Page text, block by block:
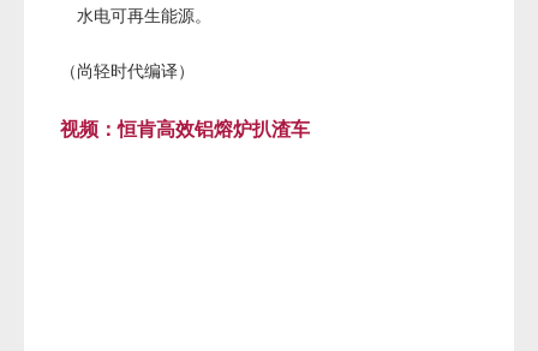
水电可再生能源。
（尚轻时代编译）
视频：恒肯高效铝熔炉扒渣车